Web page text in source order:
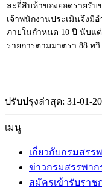
ละยี่สิบห้าของยอดรายรับ
เจ้าพนักงานประเมินจึงมี
ภายในกำหนด 10 ปี นับแ
รายการตามมาตรา 88 ทวิ
ปรับปรุงล่าสุด: 31-01-
เมนู
เกี่ยวกับกรมสรร
ข่าวกรมสรรพาก
สมัครเข้ารับราช